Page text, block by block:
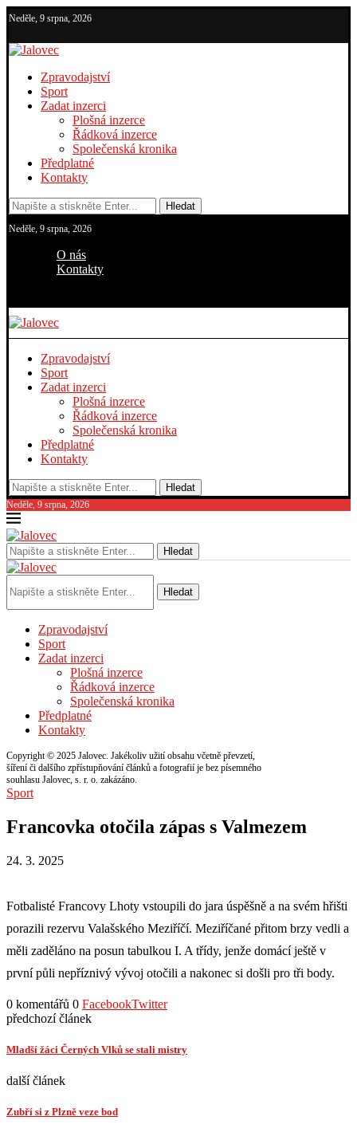
Neděle, 9 srpna, 2026
Zpravodajství
Sport
Zadat inzerci
Plošná inzerce
Řádková inzerce
Společenská kronika
Předplatné
Kontakty
Hledat
Neděle, 9 srpna, 2026
O nás
Kontakty
Zpravodajství
Sport
Zadat inzerci
Plošná inzerce
Řádková inzerce
Společenská kronika
Předplatné
Kontakty
Hledat
Neděle, 9 srpna, 2026
Hledat
Hledat
Zpravodajství
Sport
Zadat inzerci
Plošná inzerce
Řádková inzerce
Společenská kronika
Předplatné
Kontakty
Copyright © 2025 Jalovec. Jakékoliv užití obsahu včetně převzetí,
šíření či dalšího zpřístupňování článků a fotografií je bez písemného
souhlasu Jalovec, s. r. o. zakázáno.
Sport
Francovka otočila zápas s Valmezem
24. 3. 2025
Fotbalisté Francovy Lhoty vstoupili do jara úspěšně a na svém hřišti
porazili rezervu Valašského Meziříčí. Meziříčané přitom brzy vedli a
měli zaděláno na posun tabulkou I. A třídy, jenže domácí ještě v
první půli nepříznivý vývoj otočili a nakonec si došli pro tři body.
0 komentářů 0 FacebookTwitter
předchozí článek
Mladší žáci Černých Vlků se stali mistry
další článek
Zubří si z Plzně veze bod